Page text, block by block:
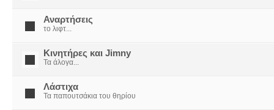
Αναρτήσεις
το λιφτ...
Κινητήρες και Jimny
Τα άλογα...
Λάστιχα
Τα παπουτσάκια του θηρίου